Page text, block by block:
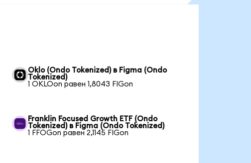
Oklo (Ondo Tokenized) в Figma (Ondo
Tokenized)
1 OKLOon равен 1,8043 FIGon
Franklin Focused Growth ETF (Ondo
Tokenized) в Figma (Ondo Tokenized)
1 FFOGon равен 2,1145 FIGon